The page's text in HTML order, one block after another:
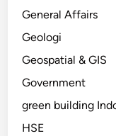
General Affairs
Geologi
Geospatial & GIS
Government
green building
HSE